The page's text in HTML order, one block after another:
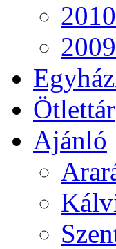
Ötlettár
Ajánló